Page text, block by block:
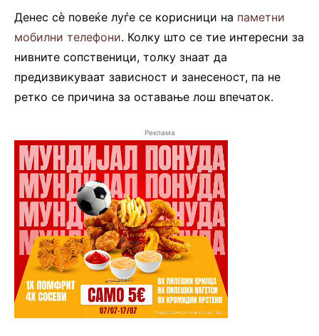
Денес сè повеќе луѓе се корисници на паметни
мобилни телефони. Колку што се тие интересни за
нивните сопственици, толку знаат да
предизвикуваат зависност и занесеност, па не
ретко се причина за оставање лош впечаток.
Реклама